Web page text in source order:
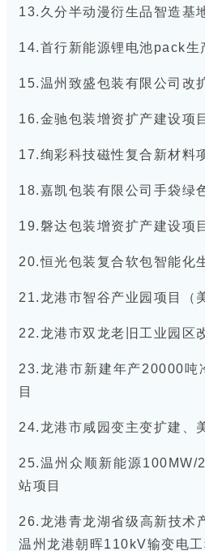
13.久分半动漫衍生品智造基
14.首行新能源锂电池pack生
15.温州致盛包装有限公司改
16.金驰包装增资扩产建设项目
17.绚彩科技磁性复合新材料
18.嘉凯包装有限公司手袋绿
19.磐达包装增资扩产建设项目
20.恒光包装复合软包智能化
21.龙港市智谷产业园项目（
22.龙港市双龙老旧工业园区
23.龙港市新建年产20000吨
目
24.龙港市咸园变主变扩建、
25.温州众顺新能源100MW/
站项目
26.龙港青龙湖省级高新技术
温州龙港朝晖110kV输变电工